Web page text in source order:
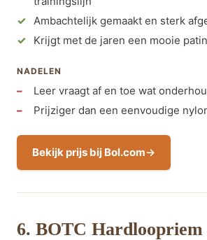
Ambachtelijk gemaakt en sterk
Krijgt met de jaren een mooie
NADELEN
Leer vraagt af en toe wat
Prijziger dan een eenvoudige
Bekijk prijs bij Bol.com
6. BOTC Hardloopriem